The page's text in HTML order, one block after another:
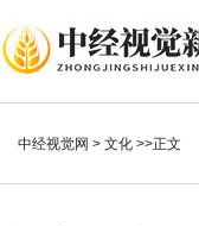
中经视觉网 > 文化 >>正文